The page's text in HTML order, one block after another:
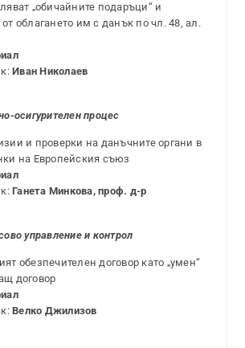
„обичайните подаръци“ и
облагането им с данък по чл. 48, ал.
Иван Николаев
осигурителен процес
и проверки на данъчните органи в
на Европейския съюз
Ганета Минкова, проф. д-р
управление и контрол
обезпечителен договор като „умен“
договор
Велко Джилизов